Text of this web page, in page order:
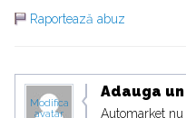
Raportează abuz
Modifica
avatar
Adauga
Automarket